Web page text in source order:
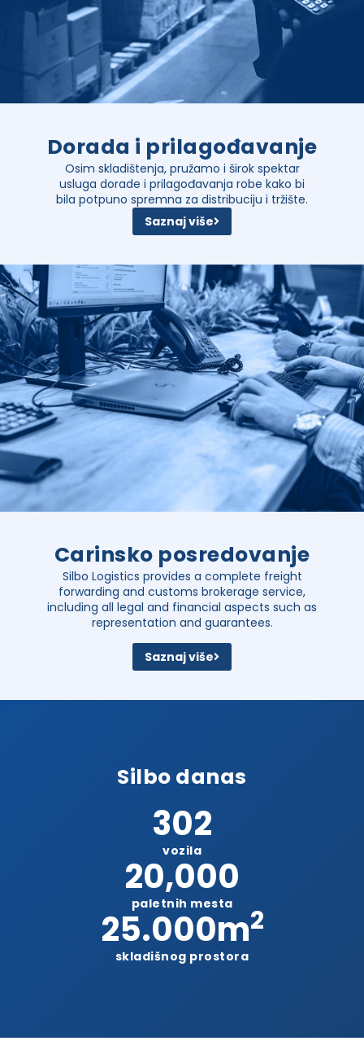
Dorada i prilagođavanje
Osim skladištenja, pružamo i širok spektar
usluga dorade i prilagođavanja robe kako bi
bila potpuno spremna za distribuciju i tržište.
Saznaj više
Carinsko posredovanje
Silbo Logistics provides a complete freight
forwarding and customs brokerage service,
including all legal and financial aspects such as
representation and guarantees.
Saznaj više
Silbo danas
vozila
302
paletnih mesta
20,000
skladišnog prostora
25.000m2